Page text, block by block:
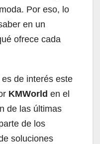
Por eso, lo
en un
ofrece cada
de interés este
KMWorld en el
de las últimas
de los
soluciones